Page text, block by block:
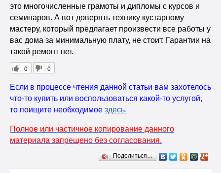
это многочисленные грамоты и дипломы с курсов и
семинаров. А вот доверять технику кустарному
мастеру, который предлагает произвести все работы у
вас дома за минимальную плату, не стоит. Гарантии на
такой ремонт нет.
0
0
Если в процессе чтения данной статьи вам захотелось
что-то купить или воспользоваться какой-то услугой,
то поищите необходимое здесь.
Полное или частичное копирование данного
материала запрещено без согласования.
Поделиться…